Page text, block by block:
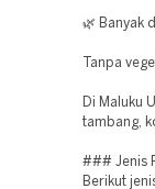
🌿 Banyak
Tanpa
Di Maluku
tambang,
### Jenis
Berikut